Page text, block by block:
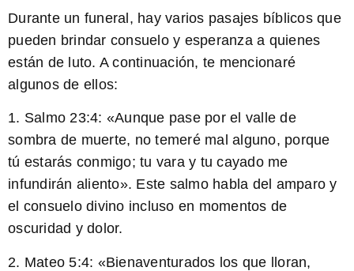
Durante un funeral, hay varios pasajes bíblicos que
pueden brindar consuelo y esperanza a quienes
están de luto. A continuación, te mencionaré
algunos de ellos:
1. Salmo 23:4: «Aunque pase por el valle de
sombra de muerte, no temeré mal alguno, porque
tú estarás conmigo; tu vara y tu cayado me
infundirán aliento». Este salmo habla del amparo y
el consuelo divino incluso en momentos de
oscuridad y dolor.
2. Mateo 5:4: «Bienaventurados los que lloran,